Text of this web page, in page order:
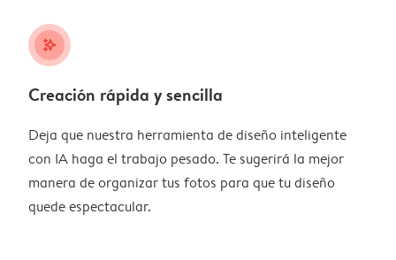
stars_plus
Creación rápida y sencilla
Deja que nuestra herramienta de diseño inteligente
con IA haga el trabajo pesado. Te sugerirá la mejor
manera de organizar tus fotos para que tu diseño
quede espectacular.